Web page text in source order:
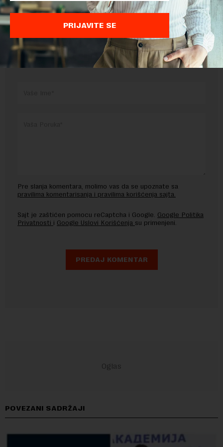
Preuzimanje delova teksta je dozvoljeno, ali uz obavezno navođenje
izvora i uz postavljanje linka ka izvornom tekstu na novaekonomija.rs
OSTAVITE ODGOVOR
Pre slanja komentara, molimo vas da se upoznate sa
pravilima komentarisanja i pravilima korišćenja sajta.
Sajt je zaštićen pomocu reCaptcha i Google. Google Politika
Privatnosti i Google Uslovi Korišćenja su primenjeni.
POVEZANI SADRŽAJI
PRIJAVITE SE